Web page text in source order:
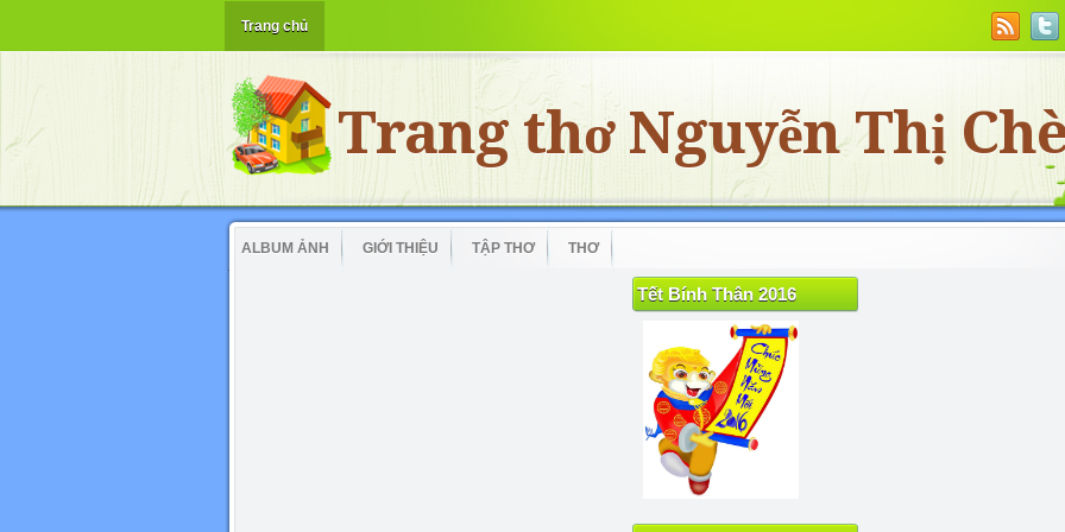
Trang chủ
Trang thơ Nguyễn Thị
ALBUM ẢNH GIỚI THIỆU TẬP THƠ THƠ
Tết Bính Thân 2016